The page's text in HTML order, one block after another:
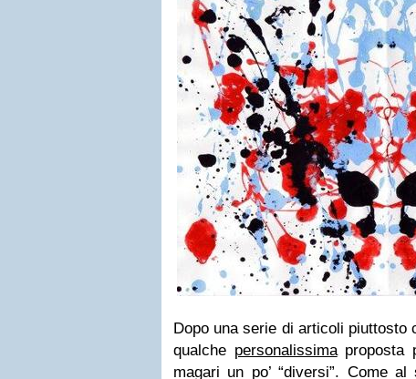
Dopo una serie di articoli piuttosto
qualche personalissimaproposta
magari un po’ “diversi”. Come